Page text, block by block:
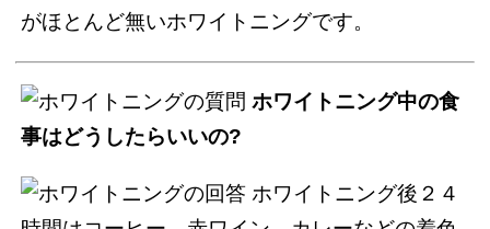
がほとんど無いホワイトニングです。
ホワイトニング中の食
事はどうしたらいいの?
ホワイトニング後２４